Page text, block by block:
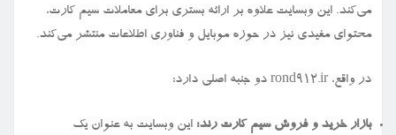
می‌کند. این وبسایت علاوه بر ارائه بستری برای معاملات سیم کارت،
محتوای مفیدی نیز در حوزه موبایل و فناوری اطلاعات منتشر می‌کند.
در واقع، rond912.ir دو جنبه اصلی دارد:
بازار خرید و فروش سیم کارت رند: این وبسایت به عنوان یک